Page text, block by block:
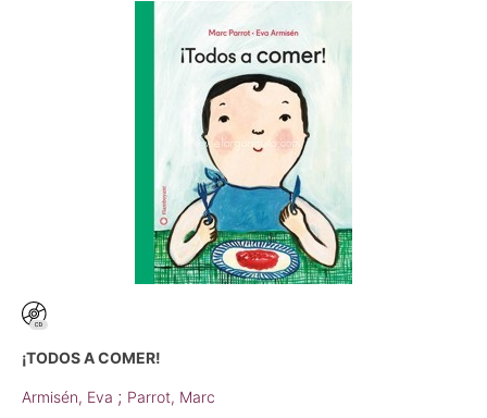
¡TODOS A COMER!
Armisén, Eva ; Parrot, Marc